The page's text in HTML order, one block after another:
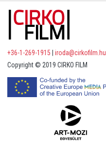
+36-1-269-1915
iroda@cirkofilm.hu
Copyright © 2019 CIRKO FILM